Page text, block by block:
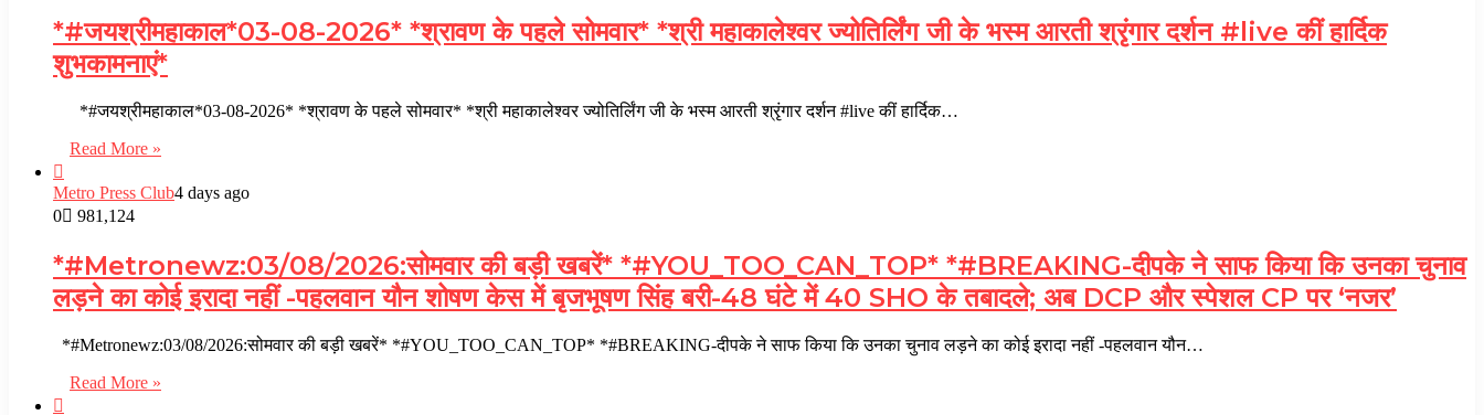
*#जयश्रीमहाकाल*03-08-2026* *श्रावण के पहले सोमवार* *श्री महाकालेश्वर ज्योतिर्लिंग जी के भस्म आरती श्रृंगार दर्शन #live कीं हार्दिक
शुभकामनाएं*
*#जयश्रीमहाकाल*03-08-2026* *श्रावण के पहले सोमवार* *श्री महाकालेश्वर ज्योतिर्लिंग जी के भस्म आरती श्रृंगार दर्शन #live कीं हार्दिक…
Read More »
Metro Press Club4 days ago
0
981,124
*#Metronewz:03/08/2026:सोमवार की बड़ी खबरें* *#YOU_TOO_CAN_TOP* *#BREAKING-दीपके ने साफ किया कि उनका चुनाव
लड़ने का कोई इरादा नहीं -पहलवान यौन शोषण केस में बृजभूषण सिंह बरी-48 घंटे में 40 SHO के तबादले; अब DCP और स्पेशल CP पर ‘नजर’
*#Metronewz:03/08/2026:सोमवार की बड़ी खबरें* *#YOU_TOO_CAN_TOP* *#BREAKING-दीपके ने साफ किया कि उनका चुनाव लड़ने का कोई इरादा नहीं -पहलवान यौन…
Read More »